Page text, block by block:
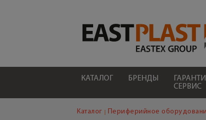
КАТАЛОГ БРЕНДЫ
СЕРВИС
Каталог Периферийное